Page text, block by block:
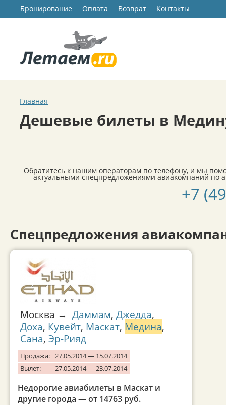
Бронирование Оплата Возврат Контакты
Главная
Дешевые билеты в
Обратитесь к нашим операторам по телефону, и мы
актуальными спецпредложениями авиакомпаний по
+7
Спецпредложения
Москва → Даммам, Джедда,
Доха, Кувейт, Маскат, Медина,
Сана, Эр-Рияд
Продажа: 27.05.2014 — 15.07.2014
Вылет:
27.05.2014 — 23.07.2014
Недорогие авиабилеты в Маскат и
другие города — от 14763 руб.